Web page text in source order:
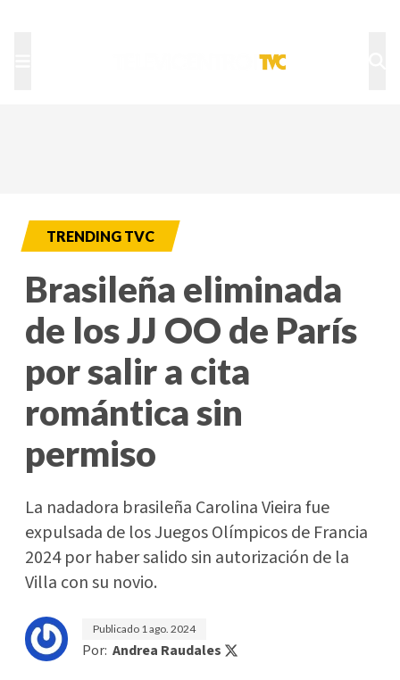
TRENDING TVC
Brasileña eliminada
de los JJ OO de París
por salir a cita
romántica sin
permiso
La nadadora brasileña Carolina Vieira fue
expulsada de los Juegos Olímpicos de Francia
2024 por haber salido sin autorización de la
Villa con su novio.
Publicado 1 ago. 2024
Por: Andrea Raudales